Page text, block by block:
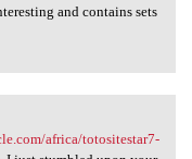
and contains sets
africa/totositestar7-